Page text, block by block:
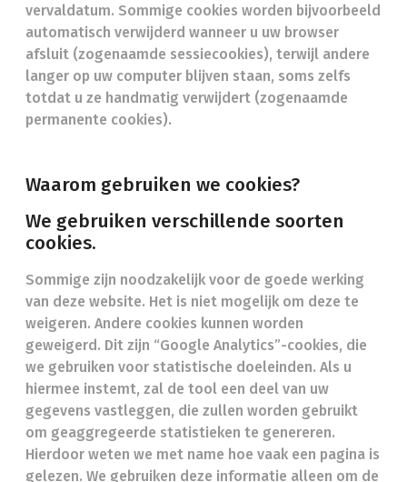
vervaldatum. Sommige cookies worden bijvoorbeeld
automatisch verwijderd wanneer u uw browser
afsluit (zogenaamde sessiecookies), terwijl andere
langer op uw computer blijven staan, soms zelfs
totdat u ze handmatig verwijdert (zogenaamde
permanente cookies).
Waarom gebruiken we cookies?
We gebruiken verschillende soorten
cookies.
Sommige zijn noodzakelijk voor de goede werking
van deze website. Het is niet mogelijk om deze te
weigeren. Andere cookies kunnen worden
geweigerd. Dit zijn “Google Analytics”-cookies, die
we gebruiken voor statistische doeleinden. Als u
hiermee instemt, zal de tool een deel van uw
gegevens vastleggen, die zullen worden gebruikt
om geaggregeerde statistieken te genereren.
Hierdoor weten we met name hoe vaak een pagina is
gelezen. We gebruiken deze informatie alleen om de